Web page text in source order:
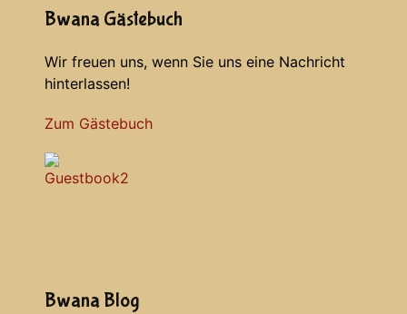
Bwana Gästebuch
Wir freuen uns, wenn Sie uns eine Nachricht
hinterlassen!
Zum Gästebuch
Bwana Blog